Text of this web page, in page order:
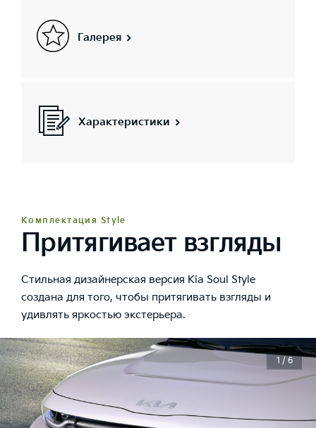
Галерея
Характеристики
Комплектация Style
Притягивает взгляды
Стильная дизайнерская версия Kia Soul Style
cоздана для того, чтобы притягивать взгляды и
удивлять яркостью экстерьера.
1 / 6